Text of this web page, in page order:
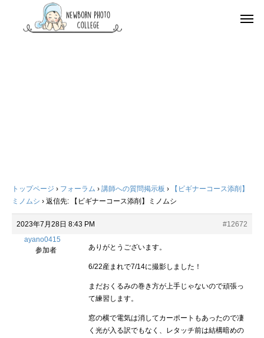
トップページ › フォーラム › 講師への質問掲示板 ›
【ビギナーコース添削】
ミノムシ › 返信先: 【ビギナーコース添削】ミノムシ
2023年7月28日 8:43 PM
#12672
ayano0415
参加者
ありがとうございます。
6/22産まれで7/14に撮影しました！
まだおくるみの巻き方が上手じゃないので頑張っ
て練習します。
窓の横で電気は消してカーポートもあったので凄
く光が入る訳でもなく、レタッチ前は結構暗めの